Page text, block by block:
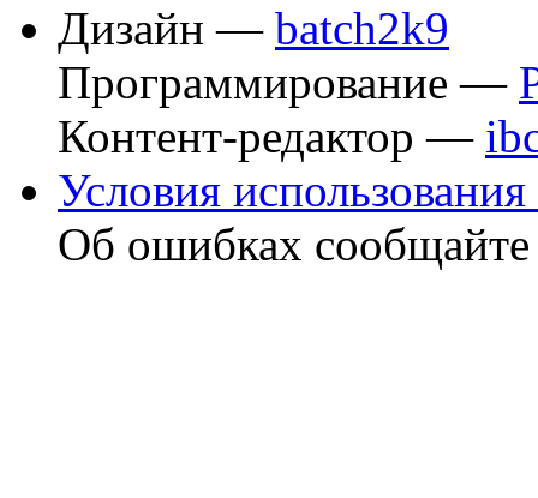
Дизайн — batch2k9
Программирование —
Контент-редактор —
Условия использования
Об ошибках